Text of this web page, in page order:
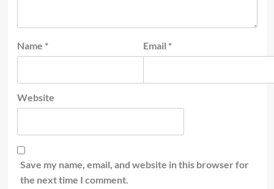
Name * Email *
Website
Save my name, email, and website in this browser for
the next time I comment.